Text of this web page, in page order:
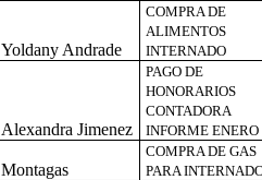
Yoldany Andrade
COMPRA DE
ALIMENTOS
INTERNADO
Alexandra Jimenez
PAGO DE
HONORARIOS
CONTADORA
INFORME ENERO
Montagas
COMPRA DE GAS
PARA